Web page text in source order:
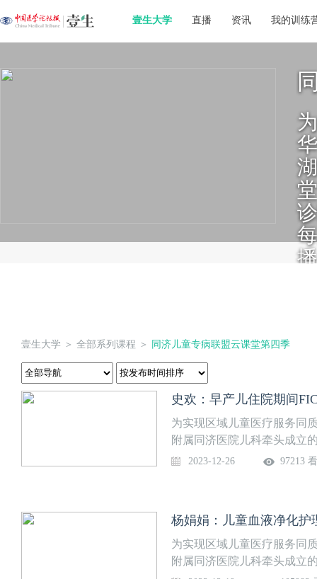
壹生大学 直播 资讯 我的训练
壹生大学 ＞ 全部系列课程 ＞ 同济儿童专病联盟云课堂第四季
为实现区域儿童医疗服务同
附属同济医院儿科牵头成立
堂”，每周二晚19:30准时上
2023-12-26 97213
为实现区域儿童医疗服务同
附属同济医院儿科牵头成立